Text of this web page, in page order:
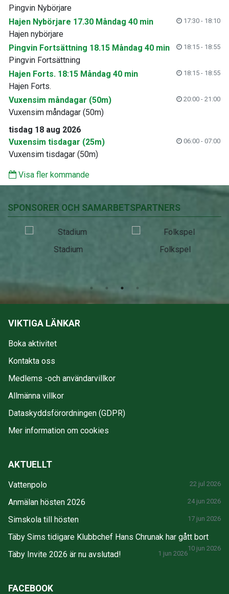
Pingvin Nybörjare
Hajen Nybörjare 17.30 Måndag 40 min
17:30 - 18:10
Hajen nybörjare
Pingvin Fortsättning 18.15 Måndag 40 min
18:15 - 18:55
Pingvin Fortsättning
Hajen Forts. 18:15 Måndag 40 min
18:15 - 18:55
Hajen Forts.
Vuxensim måndagar (50m)
20:00 - 21:00
Vuxensim måndagar (50m)
tisdag 18 aug 2026
Vuxensim tisdagar (25m)
06:00 - 07:00
Vuxensim tisdagar (50m)
Visa fler kommande
SPONSORER OCH SAMARBETSPARTNERS
Stadium Folkspel
VIKTIGA LÄNKAR
Boka aktivitet
Kontakta oss
Medlems -och användarvillkor
Allmänna villkor
Dataskyddsförordningen (GDPR)
Mer information om cookies
AKTUELLT
Vattenpolo 22 jul 2026
Anmälan hösten 2026 24 jun 2026
Simskola till hösten 17 jun 2026
Täby Sims tidigare Klubbchef Hans Chrunak har gått bort
10 jun 2026
Täby Invite 2026 är nu avslutad! 1 jun 2026
FACEBOOK